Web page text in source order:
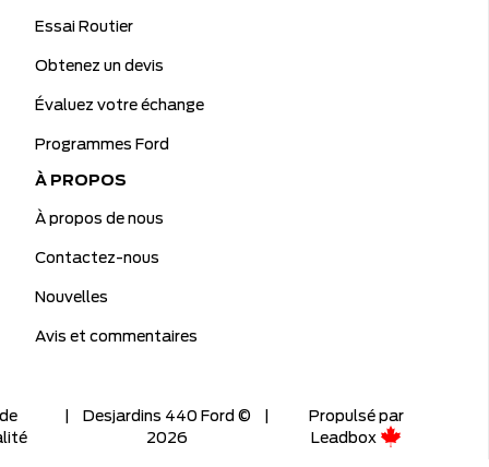
Essai Routier
Obtenez un devis
Évaluez votre échange
Programmes Ford
À PROPOS
À propos de nous
Contactez-nous
Nouvelles
Avis et commentaires
Desjardins 440 Ford ©
2026
Propulsé par
Leadbox